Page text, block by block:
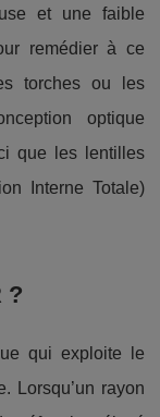
et une faible
remédier à ce
torches ou les
optique
que les lentilles
Interne Totale)
?
qui exploite le
Lorsqu’un rayon